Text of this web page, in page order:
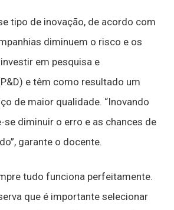
tipo de inovação, de acordo com
diminuem o risco e os
em pesquisa e
e têm como resultado um
de maior qualidade. “Inovando
se diminuir o erro e as chances de
garante o docente.
tudo funciona perfeitamente.
que é importante selecionar